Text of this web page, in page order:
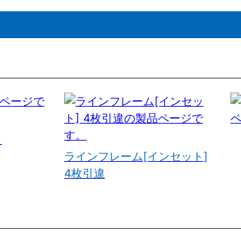
ラインフレーム[インセット]
4枚引違